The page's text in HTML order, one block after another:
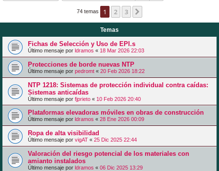
74 temas 1 2 3
Temas
Fichas de Selección y Uso de EPI.s
Último mensaje por ldramos « 18 Mar 2026 22:03
Protecciones de borde nuevas NTP
Último mensaje por pedromt « 20 Feb 2026 18:22
NTP 1218: Sistemas de protección individual contra caídas:
Sistemas anticaídas
Último mensaje por fjprieto « 10 Feb 2026 20:40
Plataformas elevadoras móviles en obras de construcción
Último mensaje por ldramos « 28 Ene 2026 00:09
Ropa de alta visibilidad
Último mensaje por vigAT « 25 Dic 2025 22:44
Valoración del riesgo potencial de los materiales con
amianto instalados
Último mensaje por ldramos « 06 Dic 2025 13:29